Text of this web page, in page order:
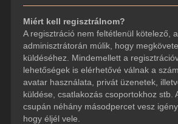
Miért kell regisztrálnom?
A regisztráció nem feltétlenül kötelező,
adminisztrátorán múlik, hogy
küldéséhez. Mindemellett a
lehetőségek is elérhetővé válnak a
avatar használata, privát üzenetek,
küldése, csatlakozás csoportokhoz stb.
csupán néhány másodpercet vesz
hogy éljél vele.